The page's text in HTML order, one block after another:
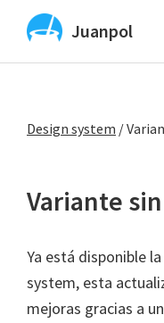
Saltar
contenido
Juanpol
diseño
UI
IA
Design system /
Variante
Ya está disponible
system, esta
mejoras gracias a